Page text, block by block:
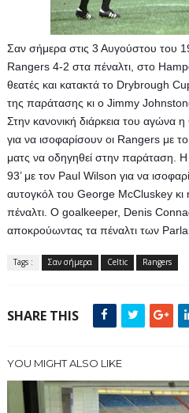
Σαν σήμερα στις 3 Αυγούστου του
Rangers 4-2 στα πέναλτι, στο
θεατές και κατακτά το Drybrough
της παράτασης κι ο Jimmy
Στην κανονική διάρκεια του αγώνα
για να ισοφαρίσουν οι Rangers με
ματς να οδηγηθεί στην παράταση.
93’ με τον Paul Wilson για να
αυτογκόλ του George McCluskey
πέναλτι. O goalkeeper, Denis
αποκρούωντας τα πέναλτι των
Tags : Σαν σήμερα Celtic Rangers
SHARE THIS
YOU MIGHT ALSO LIKE